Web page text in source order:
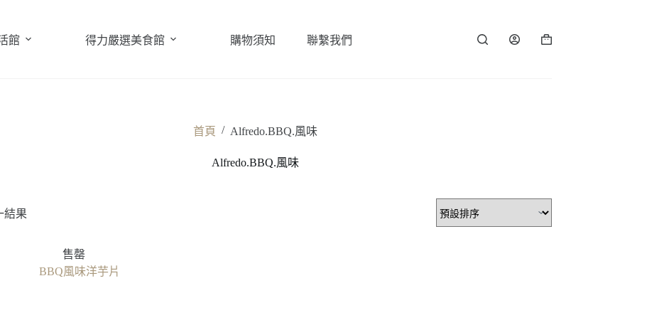
館 得力嚴選美食館 購物須知 聯繫我們
購
首頁 / Alfredo.BBQ.風味
Alfredo.BBQ.風味
結果
售罄